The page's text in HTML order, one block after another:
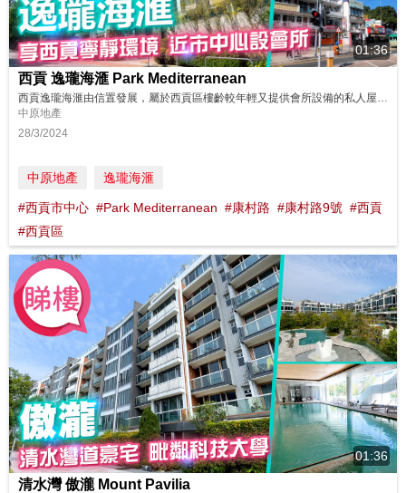
01:36
西貢 逸瓏海滙 Park Mediterranean
西貢逸瓏海滙由信置發展，屬於西貢區樓齡較年輕又提供會所設備的私人屋苑。物業位於環境恬靜且私隱度高的康村路，同時距離西貢市中心只有十多分鐘步程，不失起居生活便利。 同區筍盤：https://bit.ly/3MyLv4r 鄰近中原地產分行: 馬鞍山豪宅迎海分行 2630 0999 沙田豪宅沙田廣場分行A組 2603 1182 沙田豪宅沙田站第二分行 2670 8621 大圍豪宅盛薈第一分行A組 ...
中原地產
28/3/2024
中原地產 逸瓏海滙
#西貢市中心 #Park Mediterranean #康村路 #康村路9號 #西貢
#西貢區
01:36
清水灣 傲瀧 Mount Pavilia